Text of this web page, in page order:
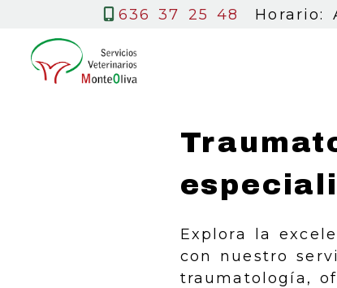
636 37 25 48 Horario:
Explora la
con nuestro
traumatología,